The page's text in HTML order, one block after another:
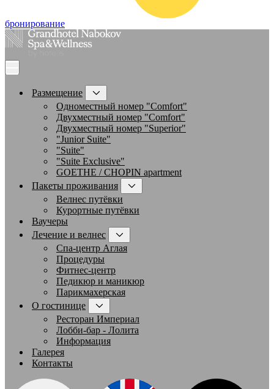
бронирование
Размещение
Одноместный номер "Comfort"
Двухместный номер "Comfort"
Двухместный номер "Superior"
"Junior Suite"
"Suite"
"Suite Exclusive"
GOETHE / CHOPIN apartment
Пакеты проживания
Велнес путёвки
Курортные путёвки
Ваучеры
Лечение и велнес
Спа-центр Аглая
Процедуры
Фитнес-центр
Педикюр и маникюр
Парикмахерская
О гостинице
Ресторан Империал
Лобби-бар - Лолита
Информация
Галерея
Контакты